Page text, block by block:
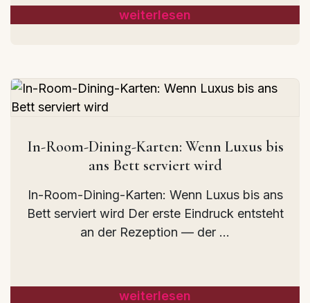
weiterlesen
In-Room-Dining-Karten: Wenn Luxus bis
ans Bett serviert wird
In-Room-Dining-Karten: Wenn Luxus bis ans
Bett serviert wird Der erste Eindruck entsteht
an der Rezeption — der ...
weiterlesen